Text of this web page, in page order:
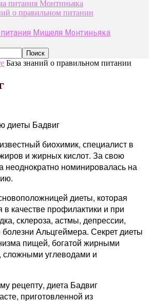
о правильном питании
Мишеля Монтиньяка
База знаний о правильном питании
биохимик, специалист в
и жирных кислот. За свою
неоднократно номинировалась на
диеты, которая
качестве профилактики и при
склероза, астмы, депрессии,
Альцгеймера. Секрет диеты
пищей, богатой жирными
сложными углеводами и
рецепту, диета Бадвиг
приготовленной из